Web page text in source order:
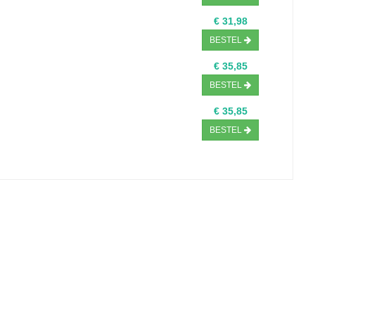
€ 31,98
BESTEL
€ 35,85
BESTEL
€ 35,85
BESTEL